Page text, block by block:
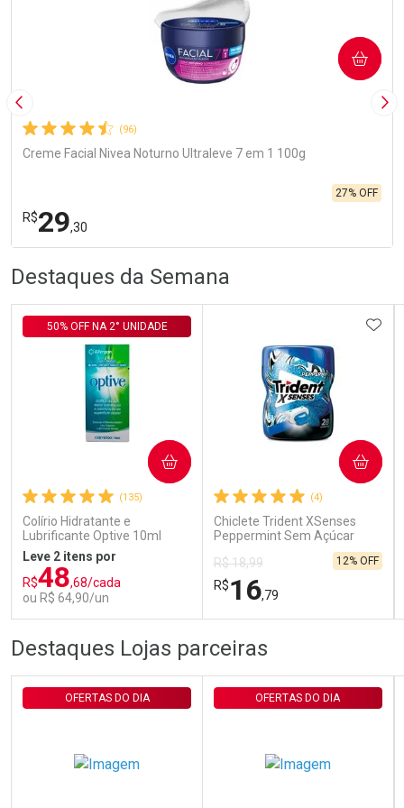
Imagem Anterior
(96)
Creme Facial Nivea Noturno Ultraleve 7 em 1 100g
R$29,30
27% OFF
COMPRAR
Laboratório
Ativar Desconto
Comprar sem Desconto
Por R$ 29,30/cada
Por Menos
Comprar sem Desconto
Por R$ 29,30/cada
Destaques da Semana
(135)
Colírio Hidratante e
Lubrificante Optive 10ml
50% OFF NA 2° UNIDADE
Leve 2 itens por
R$48,68/cada
ou R$ 64,90/un
COMPRAR
FECHAR
Laboratório
FECHAR
Por Menos
(4)
Chiclete Trident XSenses
Peppermint Sem Açúcar
R$ 18,99
R$16,79
12% OFF
COMPRAR
Por Menos
Destaques Lojas parceiras
OFERTAS DO DIA OFERTAS DO DIA